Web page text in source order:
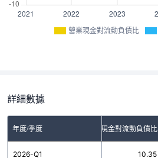
營業現金對流動負債比
詳細數據
年度/季度 營業現金對流動負債比
2026-Q1 10.35